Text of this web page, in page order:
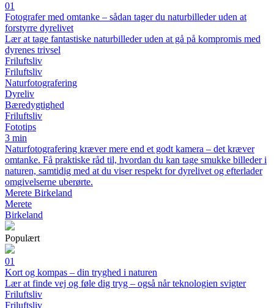
01
Fotografer med omtanke – sådan tager du naturbilleder uden at
forstyrre dyrelivet
Lær at tage fantastiske naturbilleder uden at gå på kompromis med
dyrenes trivsel
Friluftsliv
Friluftsliv
Naturfotografering
Dyreliv
Bæredygtighed
Friluftsliv
Fototips
3 min
Naturfotografering kræver mere end et godt kamera – det kræver
omtanke. Få praktiske råd til, hvordan du kan tage smukke billeder i
naturen, samtidig med at du viser respekt for dyrelivet og efterlader
omgivelserne uberørte.
Merete Birkeland
Merete
Birkeland
Populært
01
Kort og kompas – din tryghed i naturen
Lær at finde vej og føle dig tryg – også når teknologien svigter
Friluftsliv
Friluftsliv